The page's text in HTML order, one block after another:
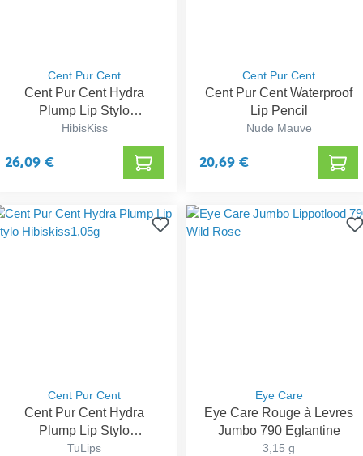
Cent Pur Cent
Cent Pur Cent Hydra
Plump Lip Stylo
Hibiskiss1,05g
HibisKiss
26,09 €
Cent Pur Cent
Cent Pur Cent Waterproof
Lip Pencil
Nude Mauve
20,69 €
Cent Pur Cent
Cent Pur Cent Hydra
Plump Lip Stylo
Hibiskiss1,05g
TuLips
Eye Care
Eye Care Rouge à Levres
Jumbo 790 Eglantine
3,15 g